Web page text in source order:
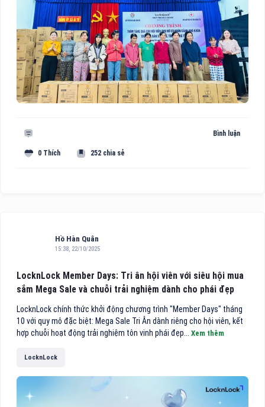
Bình luận
0 Thích 252 chia sẻ
Hồ Hàn Quân
15:38, 22/10/2025
LocknLock Member Days: Tri ân hội viên với siêu hội mua
sắm Mega Sale và chuỗi trải nghiệm dành cho phái đẹp
LocknLock chính thức khởi động chương trình "Member Days" tháng
10 với quy mô đặc biệt: Mega Sale Tri Ân dành riêng cho hội viên, kết
hợp chuỗi hoạt động trải nghiệm tôn vinh phái đẹp... Xem thêm
LocknLock